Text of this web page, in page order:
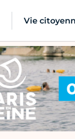
Vie